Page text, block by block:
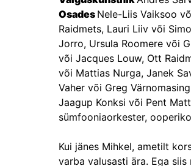
Osades Nele-Liis Vaiksoo
Raidmets, Lauri Liiv või
Jorro, Ursula Roomere või
või Jacques Louw, Ott
või Mattias Nurga, Janek
Vaher või Greg
Jaagup Konksi või Pent
sümfooniaorkester,
Kui jänes Mihkel, ametilt
varba valusasti ära. Ega